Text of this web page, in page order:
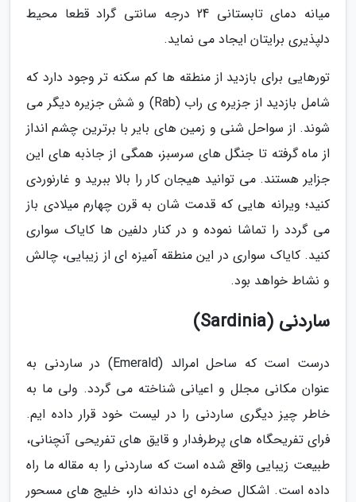
میانه دمای تابستانی 24 درجه سانتی گراد قطعا محیط
دلپذیری برایتان ایجاد می نماید.
تورهایی برای بازدید از منطقه ها کم سکنه تر وجود دارد که
شامل بازدید از جزیره ی راب (Rab) و شش جزیره دیگر می
شوند. از سواحل شنی و زمین های بایر با برترین چشم انداز
از ماه گرفته تا جنگل های سرسبز، همگی از جاذبه های این
جزایر هستند. می توانید هیجان کار را بالا ببرید و غارنوردی
کنید؛ ویرانه هایی که قدمت شان به قرن چهارم میلادی باز
می گردد را تماشا نموده و در کنار دلفین ها کایاک سواری
کنید. کایاک سواری در این منطقه آمیزه ای از زیبایی، چالش
و نشاط خواهد بود.
ساردنی (Sardinia)
درست است که ساحل امرالد (Emerald) در ساردنی به
عنوان مکانی مجلل و اعیانی شناخته می گردد. ولی ما به
خاطر چیز دیگری ساردنی را در لیست خود قرار داده ایم.
فرای تفریحگاه های پرطرفدار و قایق های تفریحی آنچنانی،
طبیعت زیبایی واقع شده است که ساردنی را به مقاله ما راه
داده است. اشکال صخره ای دندانه دار، خلیج های مسحور